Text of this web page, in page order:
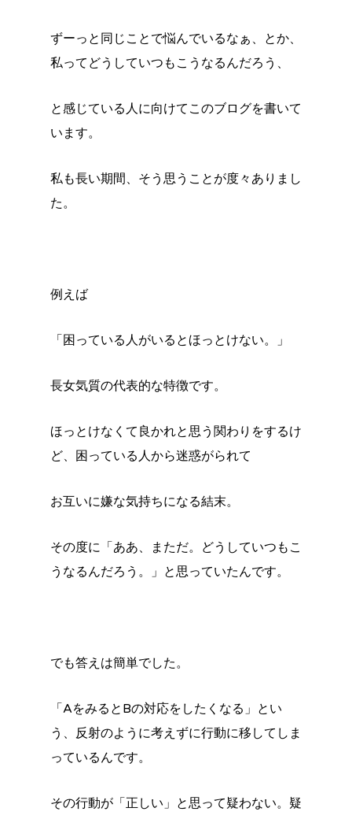
ずーっと同じことで悩んでいるなぁ、とか、
私ってどうしていつもこうなるんだろう、
と感じている人に向けてこのブログを書いて
います。
私も長い期間、そう思うことが度々ありまし
た。
例えば
「困っている人がいるとほっとけない。」
長女気質の代表的な特徴です。
ほっとけなくて良かれと思う関わりをするけ
ど、困っている人から迷惑がられて
お互いに嫌な気持ちになる結末。
その度に「ああ、まただ。どうしていつもこ
うなるんだろう。」と思っていたんです。
でも答えは簡単でした。
「AをみるとBの対応をしたくなる」とい
う、反射のように考えずに行動に移してしま
っているんです。
その行動が「正しい」と思って疑わない。疑